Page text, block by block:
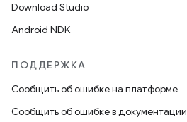
Download Studio
Android NDK
ПОДДЕРЖКА
Сообщить об ошибке на платформе
Сообщить об ошибке в документации